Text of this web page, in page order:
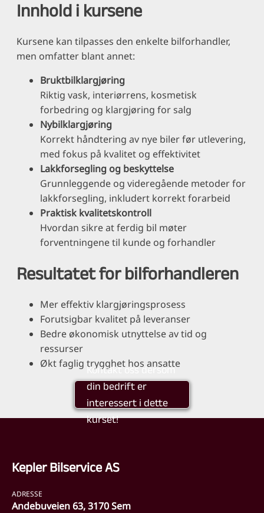
Innhold i kursene
Kursene kan tilpasses den enkelte bilforhandler,
men omfatter blant annet:
Bruktbilklargjøring
Riktig vask, interiørrens, kosmetisk
forbedring og klargjøring for salg
Nybilklargjøring
Korrekt håndtering av nye biler før utlevering,
med fokus på kvalitet og effektivitet
Lakkforsegling og beskyttelse
Grunnleggende og videregående metoder for
lakkforsegling, inkludert korrekt forarbeid
Praktisk kvalitetskontroll
Hvordan sikre at ferdig bil møter
forventningene til kunde og forhandler
Resultatet for bilforhandleren
Mer effektiv klargjøringsprosess
Forutsigbar kvalitet på leveranser
Bedre økonomisk utnyttelse av tid og
ressurser
Økt faglig trygghet hos ansatte
Kontakt oss dersom
din bedrift er
interessert i dette
kurset!
Kepler Bilservice AS
ADRESSE
Andebuveien 63, 3170 Sem